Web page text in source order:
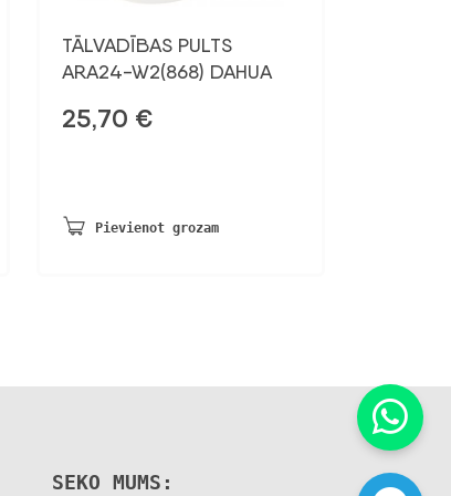
TĀLVADĪBAS PULTS
ARA24-W2(868) DAHUA
25,70 €
Pievienot grozam
SEKO MUMS: